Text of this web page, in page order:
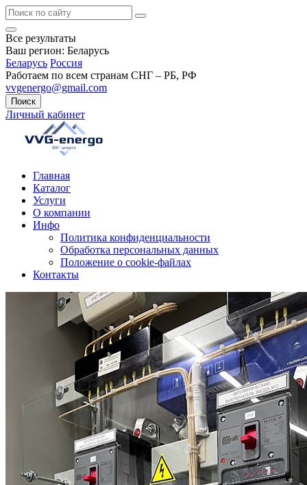
Все результаты
Ваш регион: Беларусь
Беларусь Россия
Работаем по всем странам СНГ – РБ, РФ
vvgenergo@gmail.com
Поиск
Личный кабинет
Главная
Каталог
Услуги
О компании
Инфо
Политика конфиденциальности
Обработка персональных данных
Положение о cookie-файлах
Контакты